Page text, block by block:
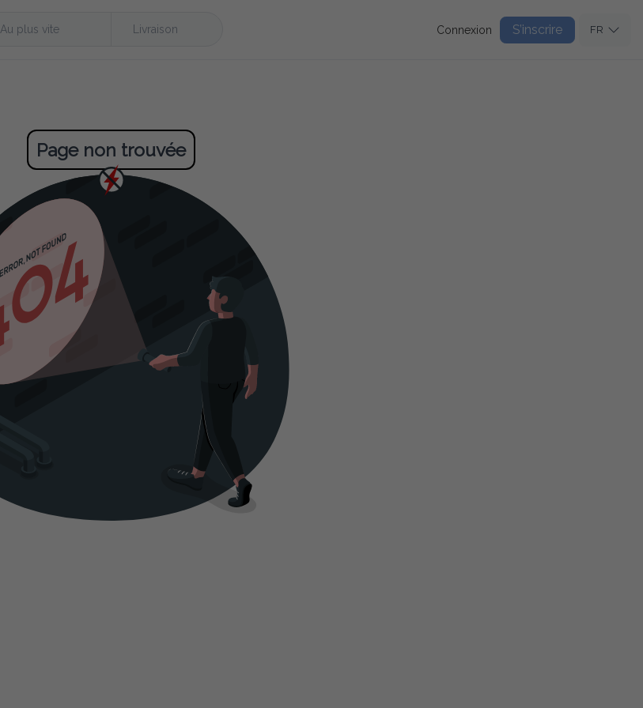
Au plus vite Livraison Connexion S’inscrire FR
Page non trouvée